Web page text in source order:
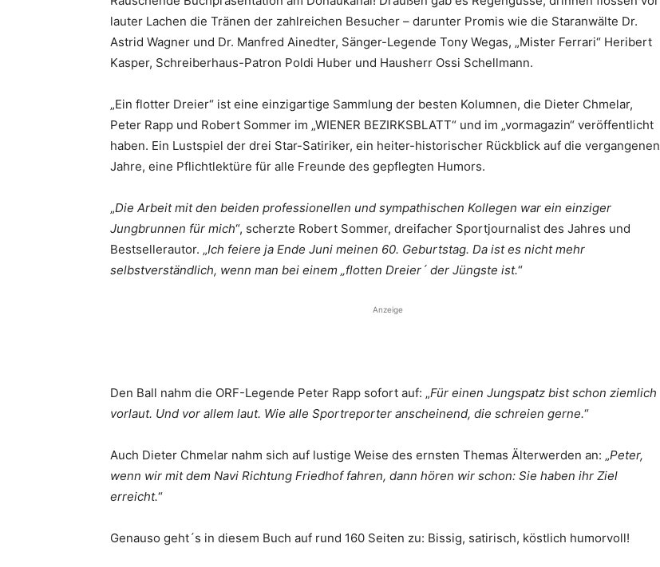
lauter Lachen die Tränen der zahlreichen Besucher ­­– darunter Promis wie die Staranwälte Dr.
Astrid Wagner und Dr. Manfred Ainedter, Sänger-Legende Tony Wegas, „Mister Ferrari“ Heribert
Kasper, Schreiberhaus-Patron Poldi Huber und Hausherr Ossi Schellmann.
„Ein flotter Dreier“ ist eine einzigartige Sammlung der besten Kolumnen, die Dieter Chmelar,
Peter Rapp und Robert Sommer im „WIENER BEZIRKSBLATT“ und im „vormagazin“ veröffentlicht
haben. Ein Lustspiel der drei Star-Satiriker, ein heiter-historischer Rückblick auf die vergangenen
Jahre, eine Pflichtlektüre für alle Freunde des gepflegten Humors.
„Die Arbeit mit den beiden professionellen und sympathischen Kollegen war ein einziger
Jungbrunnen für mich“, scherzte Robert Sommer, dreifacher Sportjournalist des Jahres und
Bestsellerautor. „Ich feiere ja Ende Juni meinen 60. Geburtstag. Da ist es nicht mehr
selbstverständlich, wenn man bei einem „flotten Dreier´ der Jüngste ist.“
Anzeige
Den Ball nahm die ORF-Legende Peter Rapp sofort auf: „Für einen Jungspatz bist schon ziemlich
vorlaut. Und vor allem laut. Wie alle Sportreporter anscheinend, die schreien gerne.“
Auch Dieter Chmelar nahm sich auf lustige Weise des ernsten Themas Älterwerden an: „Peter,
wenn wir mit dem Navi Richtung Friedhof fahren, dann hören wir schon: Sie haben ihr Ziel
erreicht.“
Genauso geht´s in diesem Buch auf rund 160 Seiten zu: Bissig, satirisch, köstlich humorvoll!